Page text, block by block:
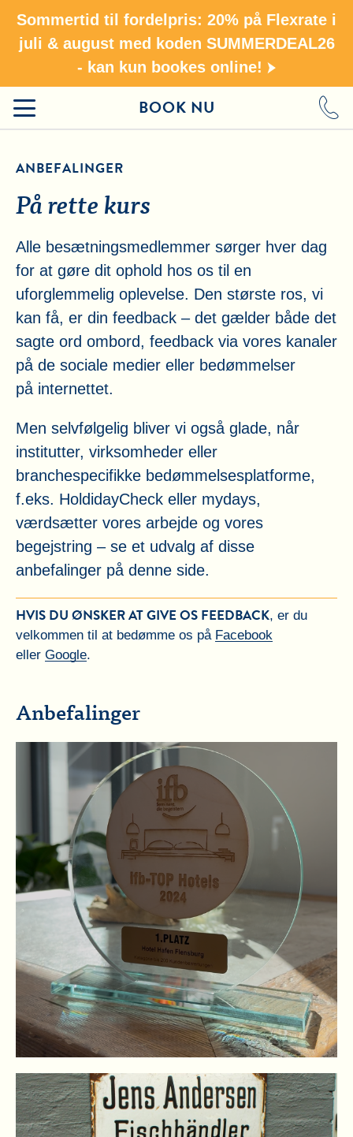
Sommertid til fordelpris: 20% på Flexrate i
juli & august med koden SUMMERDEAL26
- kan kun bookes online!
BOOK NU
ANBEFALINGER
På rette kurs
Alle besætningsmedlemmer sørger hver dag
for at gøre dit ophold hos os til en
uforglemmelig oplevelse. Den største ros, vi
kan få, er din feedback – det gælder både det
sagte ord ombord, feedback via vores kanaler
på de sociale medier eller bedømmelser
på internettet.
Men selvfølgelig bliver vi også glade, når
institutter, virksomheder eller
branchespecifikke bedømmelsesplatforme,
f.eks. HoldidayCheck eller mydays,
værdsætter vores arbejde og vores
begejstring – se et udvalg af disse
anbefalinger på denne side.
HVIS DU ØNSKER AT GIVE OS FEEDBACK, er du
velkommen til at bedømme os på Facebook
eller Google.
Anbefalinger